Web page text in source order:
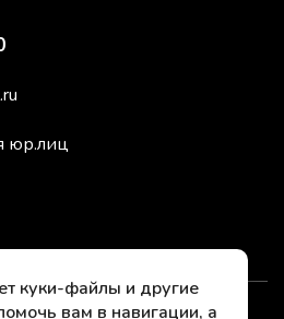
юр.лиц
куки-файлы и другие
вам в навигации, а